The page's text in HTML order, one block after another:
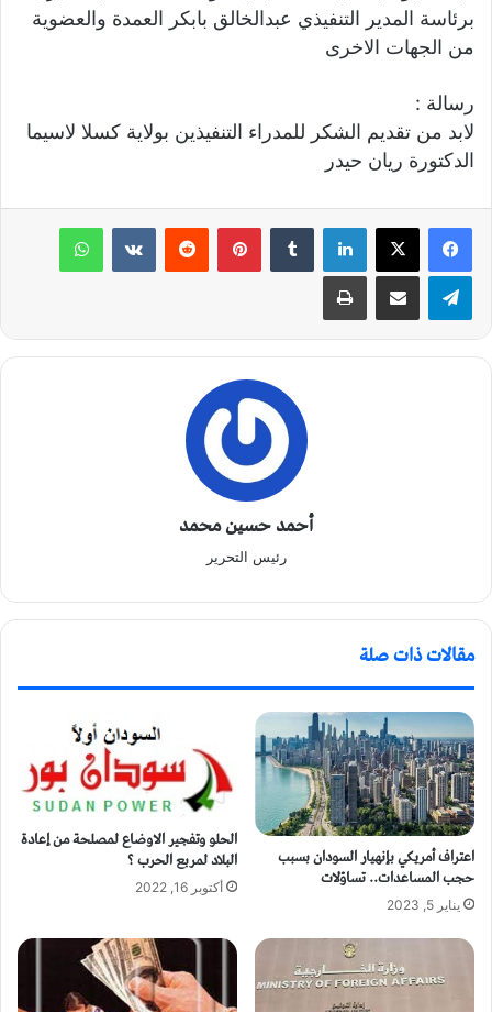
برئاسة المدير التنفيذي عبدالخالق بابكر العمدة والعضوية
من الجهات الاخرى
رسالة :
لابد من تقديم الشكر للمدراء التنفيذين بولاية كسلا لاسيما
الدكتورة ريان حيدر
لينكدإن بينتيريست
أحمد حسين محمد
رئيس التحرير
مقالات ذات صلة
اعتراف أمريكي بإنهيار السودان بسبب
حجب المساعدات.. تساؤلات
يناير 5, 2023
الحلو وتفجير الاوضاع لمصلحة من إعادة
البلاد لمربع الحرب ؟
أكتوبر 16, 2022